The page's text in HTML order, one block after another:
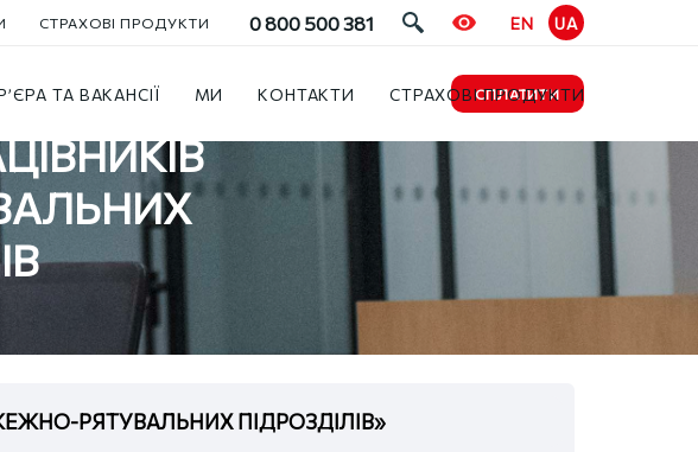
СТРАХОВІ ПРОДУКТИ 0 800 500 381 EN UA
ТА ВАКАНСІЇ МИ КОНТАКТИ СТРАХОВІ ПРОДУКТИ
СПЛАТИТИ
РЯТУВАЛЬНИХ ПІДРОЗДІЛІВ»